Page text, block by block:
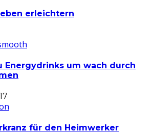
erleichtern
Energydrinks um wach durch
für den Heimwerker